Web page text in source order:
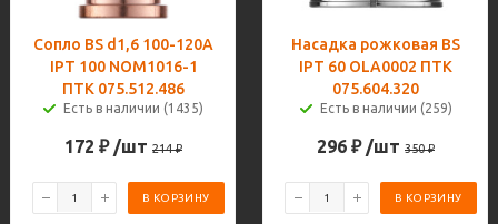
Сопло BS d1,6 100-120A
IPT 100 NOM1016-1
ПТК 075.512.486
Есть в наличии (1435)
172 ₽ /шт 214₽
В КОРЗИНУ
Насадка рожковая BS
IPT 60 OLA0002 ПТК
075.604.320
Есть в наличии (259)
296 ₽ /шт 350₽
В КОРЗИНУ